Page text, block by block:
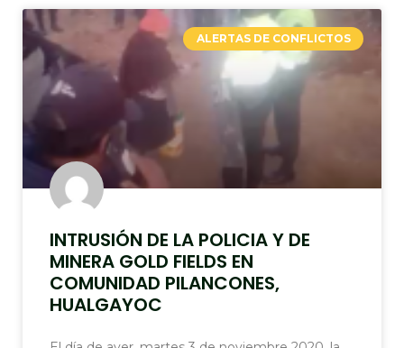
ALERTAS DE CONFLICTOS
INTRUSIÓN DE LA POLICIA Y DE
MINERA GOLD FIELDS EN
COMUNIDAD PILANCONES,
HUALGAYOC